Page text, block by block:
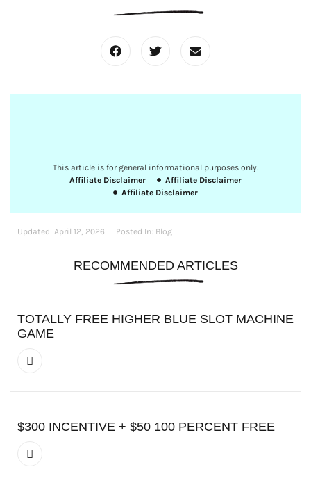
This article is for general informational purposes only.
Affiliate Disclaimer
Affiliate Disclaimer
Affiliate Disclaimer
Updated: April 12, 2026 Posted In: Blog
RECOMMENDED ARTICLES
TOTALLY FREE HIGHER BLUE SLOT MACHINE
GAME
$300 INCENTIVE + $50 100 PERCENT FREE